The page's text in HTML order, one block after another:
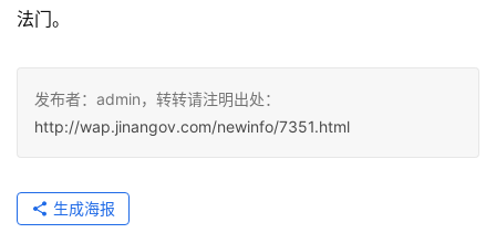
法门。
发布者：admin，转转请注明出处：
http://wap.jinangov.com/newinfo/7351.html
生成海报